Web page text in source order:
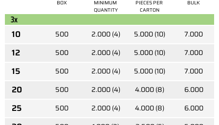
BOX
MINIMUM
QUANTITY
PIECES PER
CARTON
BULK
3x
10
500 2.000 (4) 5.000 (10) 7.000
12 500 2.000 (4) 5.000 (10) 7.000
15 500 2.000 (4) 5.000 (10) 7.000
20 500 2.000 (4) 4.000 (8) 6.000
25 500 2.000 (4) 4.000 (8) 6.000